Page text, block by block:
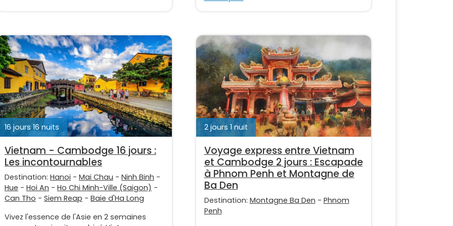
16 jours 16 nuits
Vietnam - Cambodge 16 jours :
Les incontournables
Destination: Hanoi - Mai Chau - Ninh Binh -
Hue - Hoi An - Ho Chi Minh-Ville (Saigon) -
Can Tho - Siem Reap - Baie d'Ha Long
Vivez l'essence de l'Asie en 2 semaines
2 jours 1 nuit
Voyage express entre Vietnam
et Cambodge 2 jours : Escapade
à Phnom Penh et Montagne de
Ba Den
Destination: Montagne Ba Den - Phnom
Penh